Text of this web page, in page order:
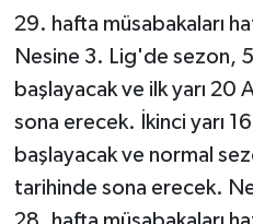
29. hafta müsabakaları
Nesine 3. Lig'de sezon,
başlayacak ve ilk yarı 20
sona erecek. İkinci yarı
başlayacak ve normal
tarihinde sona erecek.